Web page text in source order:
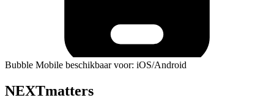
Bubble Mobile beschikbaar voor: iOS/Android
NEXTmatters